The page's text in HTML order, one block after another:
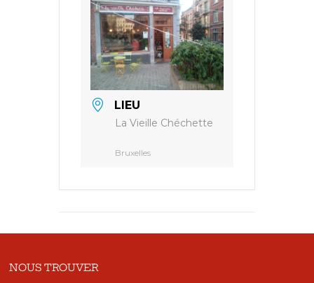
LIEU
La Vieille Chéchette
Bruxelles
NOUS TROUVER